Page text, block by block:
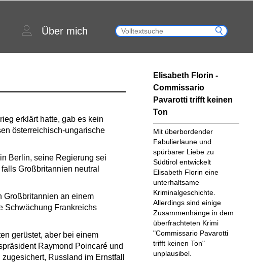
Über mich
erklärt hatte, gab es kein
österreichisch-ungarische
Berlin, seine Regierung sei
Großbritannien neutral
Großbritannien an einem
Schwächung Frankreichs
gerüstet, aber bei einem
Raymond Poincaré und
Russland im Ernstfall
Elisabeth Florin -
Commissario
Pavarotti trifft keinen
Ton
Mit überbordender
Fabulierlaune und
spürbarer Liebe zu
Südtirol ent­wickelt
Elisabeth Florin eine
unter­halt­same
Kriminalgeschichte.
Allerdings sind einige
Zusammen­hänge in dem
überfrachteten Krimi
"Commissario Pavarotti
trifft keinen Ton"
unplausibel.